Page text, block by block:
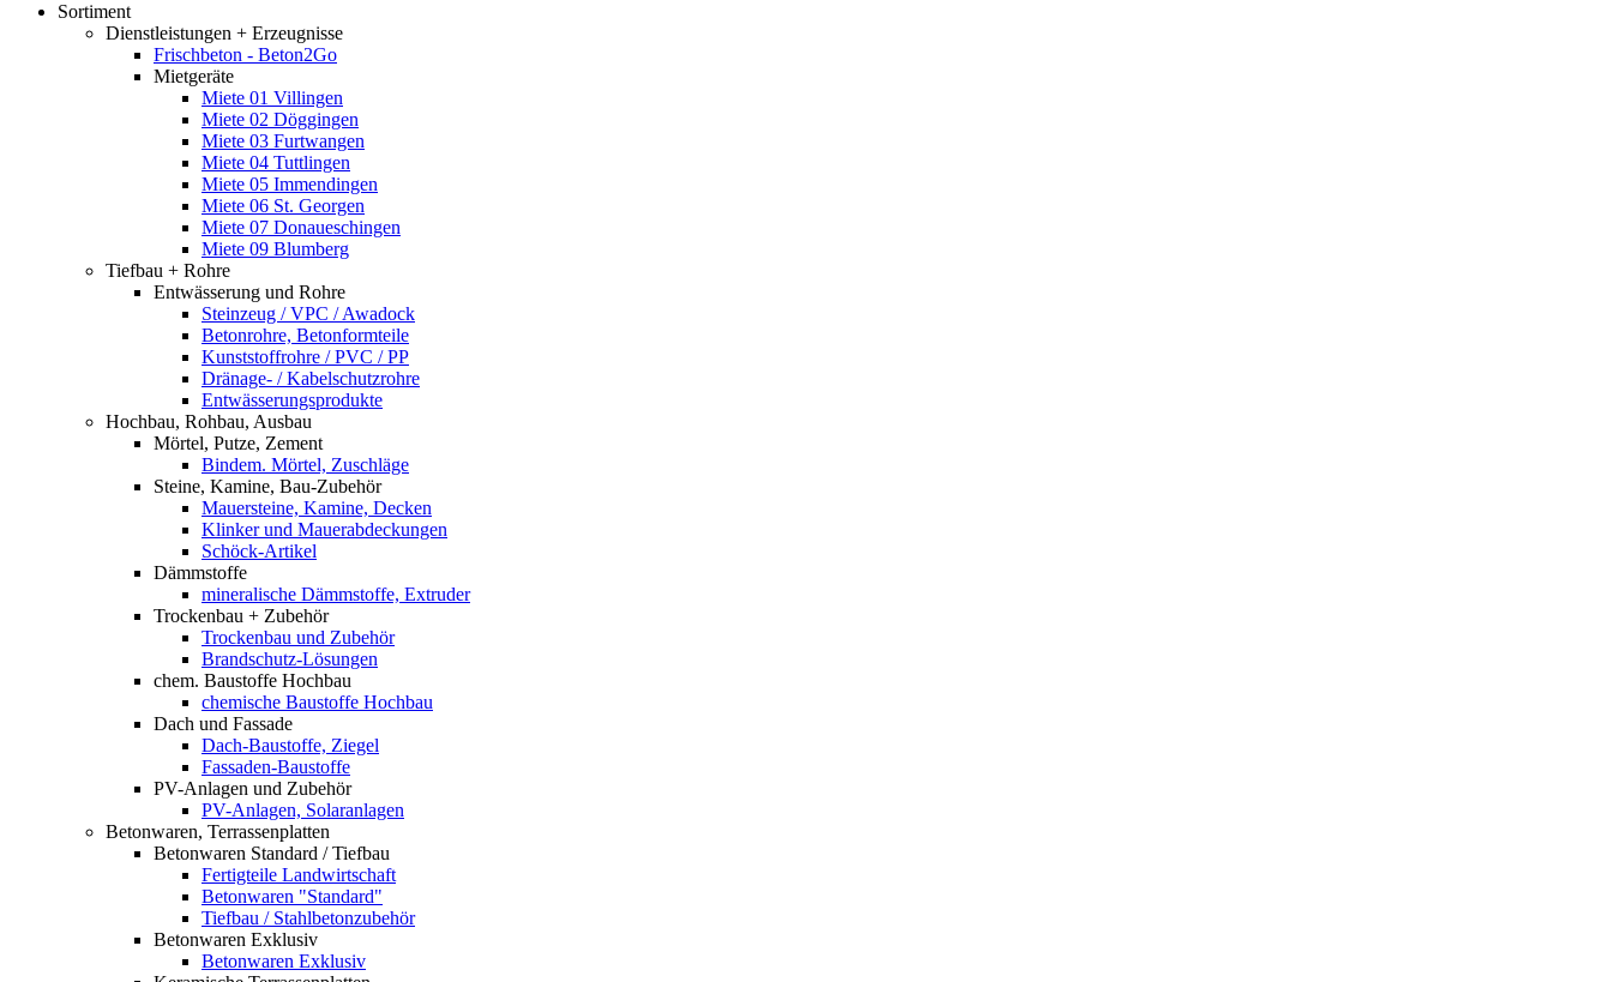
Sortiment
Dienstleistungen + Erzeugnisse
Frischbeton - Beton2Go
Mietgeräte
Miete 01 Villingen
Miete 02 Döggingen
Miete 03 Furtwangen
Miete 04 Tuttlingen
Miete 05 Immendingen
Miete 06 St. Georgen
Miete 07 Donaueschingen
Miete 09 Blumberg
Tiefbau + Rohre
Entwässerung und Rohre
Steinzeug / VPC / Awadock
Betonrohre, Betonformteile
Kunststoffrohre / PVC / PP
Dränage- / Kabelschutzrohre
Entwässerungsprodukte
Hochbau, Rohbau, Ausbau
Mörtel, Putze, Zement
Bindem. Mörtel, Zuschläge
Steine, Kamine, Bau-Zubehör
Mauersteine, Kamine, Decken
Klinker und Mauerabdeckungen
Schöck-Artikel
Dämmstoffe
mineralische Dämmstoffe, Extruder
Trockenbau + Zubehör
Trockenbau und Zubehör
Brandschutz-Lösungen
chem. Baustoffe Hochbau
chemische Baustoffe Hochbau
Dach und Fassade
Dach-Baustoffe, Ziegel
Fassaden-Baustoffe
PV-Anlagen und Zubehör
PV-Anlagen, Solaranlagen
Betonwaren, Terrassenplatten
Betonwaren Standard / Tiefbau
Fertigteile Landwirtschaft
Betonwaren "Standard"
Tiefbau / Stahlbetonzubehör
Betonwaren Exklusiv
Betonwaren Exklusiv